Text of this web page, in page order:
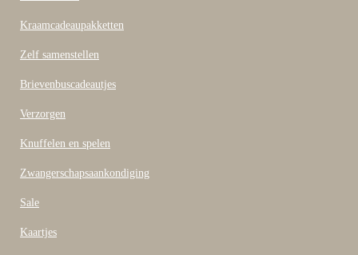
o
Kraamcadeaupakketten
Zelf samenstellen
Brievenbuscadeautjes
Verzorgen
Knuffelen en spelen
Zwangerschapsaankondiging
Sale
Kaartjes